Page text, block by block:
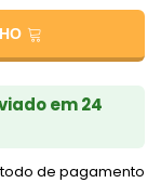
em 24
de pagamento